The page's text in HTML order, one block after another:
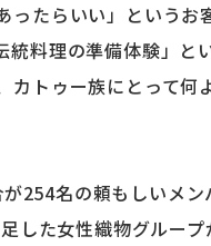
たらいい」というお
料理の準備体験」と
トゥー族にとって何
254名の頼もしいメ
した女性織物グルー